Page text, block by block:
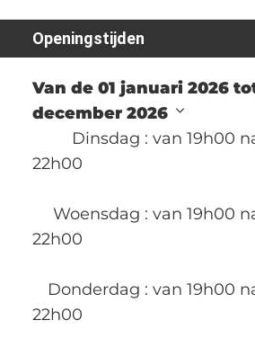
Openingstijden
Van de 01 januari 2026
december 2026
Dinsdag : van 19h00
22h00
Woensdag : van 19h00
22h00
Donderdag : van 19h00
22h00